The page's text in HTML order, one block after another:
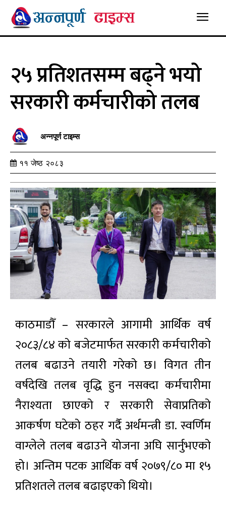
२५ प्रतिशतसम्म बढ्ने भयो
सरकारी कर्मचारीको तलब
अन्नपूर्ण टाइम्स
११ जेष्ठ २०८३
काठमाडौँ – सरकारले आगामी आर्थिक वर्ष
२०८३/८४ को बजेटमार्फत सरकारी कर्मचारीको
तलब बढाउने तयारी गरेको छ। विगत तीन
वर्षदेखि तलब वृद्धि हुन नसक्दा कर्मचारीमा
नैराश्यता छाएको र सरकारी सेवाप्रतिको
आकर्षण घटेको ठहर गर्दै अर्थमन्त्री डा. स्वर्णिम
वाग्लेले तलब बढाउने योजना अघि सार्नुभएको
हो। अन्तिम पटक आर्थिक वर्ष २०७९/८० मा १५
प्रतिशतले तलब बढाइएको थियो।